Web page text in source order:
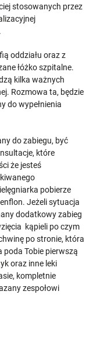
stosowanych przez
oddziału oraz z
łóżko szpitalne.
kilka ważnych
Rozmowa ta, będzie
do wypełnienia
do zabiegu, być
które
że jesteś
pobierze
Jeżeli sytuacja
dodatkowy zabieg
kąpieli po czym
po stronie, która
poda Tobie pierwszą
oraz inne leki
kompletnie
zespołowi